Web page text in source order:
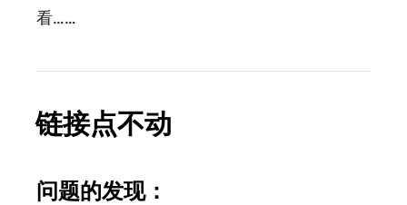
看……
链接点不动
问题的发现：